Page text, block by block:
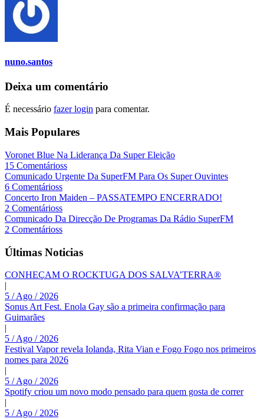
nuno.santos
Deixa um comentário
É necessário fazer login para comentar.
Mais Populares
Voronet Blue Na Liderança Da Super Eleição
15 Comentárioss
Comunicado Urgente Da SuperFM Para Os Super Ouvintes
6 Comentárioss
Concerto Iron Maiden – PASSATEMPO ENCERRADO!
2 Comentárioss
Comunicado Da Direcção De Programas Da Rádio SuperFM
2 Comentárioss
Últimas Noticias
CONHEÇAM O ROCKTUGA DOS SALVA’TERRA®
|
5 / Ago / 2026
Sonus Art Fest. Enola Gay são a primeira confirmação para
Guimarães
|
5 / Ago / 2026
Festival Vapor revela Iolanda, Rita Vian e Fogo Fogo nos primeiros
nomes para 2026
|
5 / Ago / 2026
Spotify criou um novo modo pensado para quem gosta de correr
|
5 / Ago / 2026